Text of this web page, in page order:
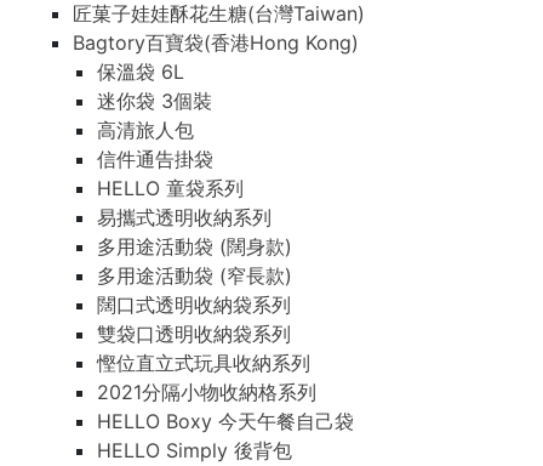
匠菓子娃娃酥花生糖(台灣Taiwan)
Bagtory百寶袋(香港Hong Kong)
保溫袋 6L
迷你袋 3個裝
高清旅人包
信件通告掛袋
HELLO 童袋系列
易攜式透明收納系列
多用途活動袋 (闊身款)
多用途活動袋 (窄長款)
闊口式透明收納袋系列
雙袋口透明收納袋系列
慳位直立式玩具收納系列
2021分隔小物收納格系列
HELLO Boxy 今天午餐自己袋
HELLO Simply 後背包